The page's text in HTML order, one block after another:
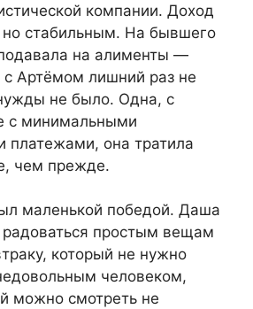
компании. Доход
стабильным. На бывшего
на алименты —
с Артёмом лишний раз не
не было. Одна, с
с минимальными
платежами, она тратила
чем прежде.
маленькой победой. Даша
радоваться простым вещам
который не нужно
человеком,
можно смотреть не